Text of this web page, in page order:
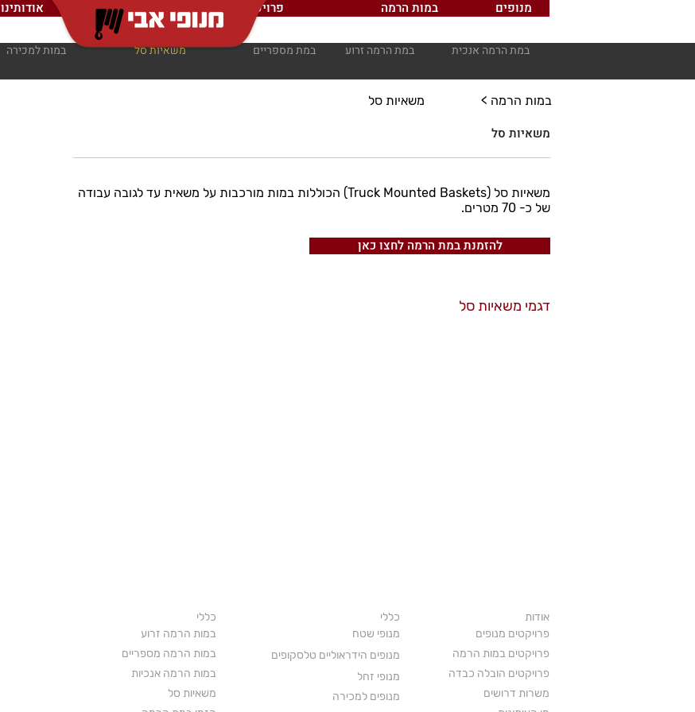
פרויקטים אודותינו במות הרמה מנופים
במות למכירה משאיות סל במת מספריים במת הרמה זרוע במת הרמה אנכית
משאיות סל < במות הרמה
משאיות סל
משאיות סל (Truck Mounted Baskets) הכוללות במות מורכבות על משאית עד לגובה עבודה
של כ- 70 מטרים.
להזמנת במת הרמה לחצו כאן
דגמי משאיות סל
כללי
במות הרמה זרוע
במות הרמה מספריים
במות הרמה אנכיות
משאיות סל
כללי
מנופי שטח
מנופים הידראוליים טלסקופים
מנופי זחל
מנופים למכירה
אודות
פרויקטים מנופים
פרויקטים במות הרמה
פרויקטים הובלה כבדה
משרות דרושים